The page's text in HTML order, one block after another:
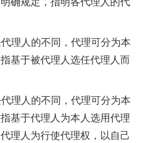
人的不同，代理可分为本
基于被代理人选任代理人而
人的不同，代理可分为本
基于代理人为本人选用代理
理人为行使代理权，以自己